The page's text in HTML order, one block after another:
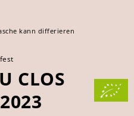
kann differieren
CLOS